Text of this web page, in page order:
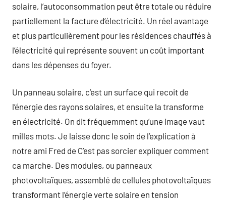
solaire, l’autoconsommation peut être totale ou réduire
partiellement la facture d’électricité. Un réel avantage
et plus particulièrement pour les résidences chauffés à
l’électricité qui représente souvent un coût important
dans les dépenses du foyer.
Un panneau solaire, c’est un surface qui recoit de
l’énergie des rayons solaires, et ensuite la transforme
en électricité. On dit fréquemment qu’une image vaut
milles mots. Je laisse donc le soin de l’explication à
notre ami Fred de C’est pas sorcier expliquer comment
ca marche. Des modules, ou panneaux
photovoltaïques, assemblé de cellules photovoltaïques
transformant l’énergie verte solaire en tension